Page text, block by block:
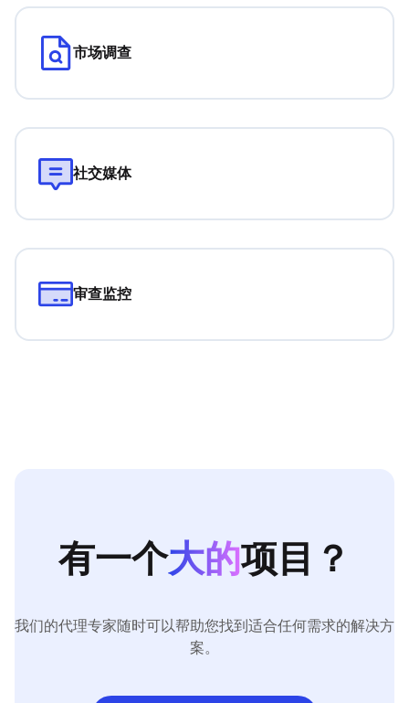
市场调查
社交媒体
审查监控
有一个大的项目？
我们的代理专家随时可以帮助您找到适合任何需求的解决方
案。